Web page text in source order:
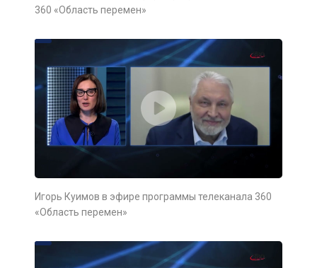
360 «Область перемен»
Игорь Куимов в эфире программы телеканала 360
«Область перемен»